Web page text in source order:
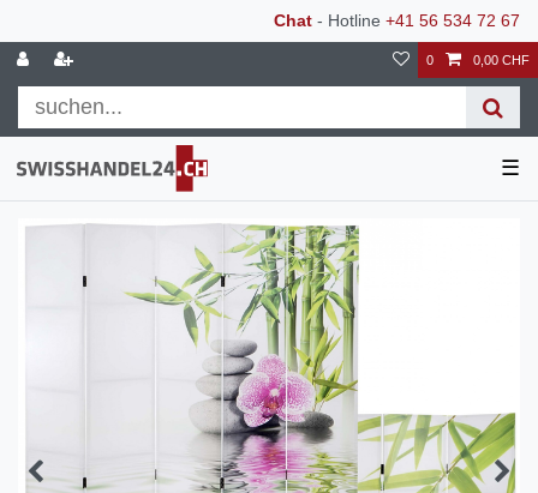
Chat - Hotline +41 56 534 72 67
0 0,00 CHF
☰